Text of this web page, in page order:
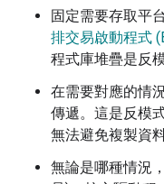
固定需要存取平
排交易啟動程式
程式庫堆疊是反模
在需要對應的情
傳遞。這是反模
無法避免複製資料
無論是哪種情況